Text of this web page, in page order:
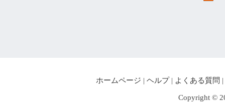
ホームページ | ヘルプ| よくある質問 |
Copyright ©